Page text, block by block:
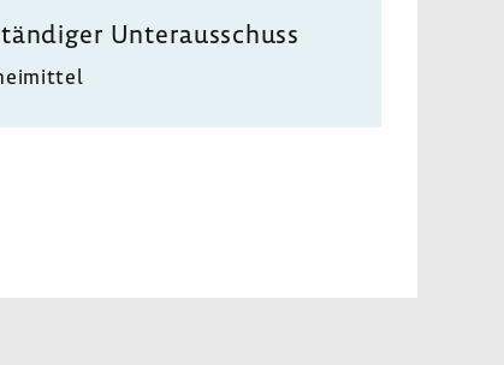
Unter­aus­schuss